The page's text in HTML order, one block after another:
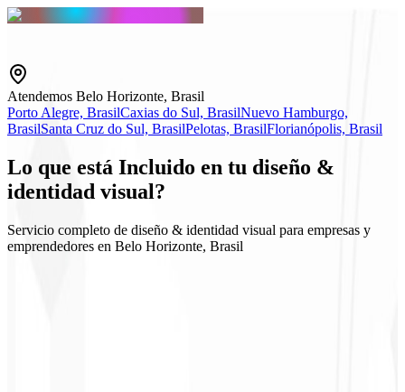
Atendemos Belo Horizonte, Brasil
Porto Alegre, BrasilCaxias do Sul, BrasilNuevo Hamburgo,
BrasilSanta Cruz do Sul, BrasilPelotas, BrasilFlorianópolis, Brasil
Lo que está Incluido en tu diseño &
identidad visual?
Servicio completo de diseño & identidad visual para empresas y
emprendedores en Belo Horizonte, Brasil